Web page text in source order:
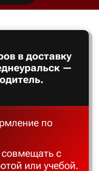
в доставку
—
по
с
или учебой.